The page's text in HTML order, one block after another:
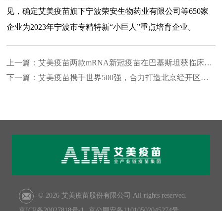
见，确定艾美疫苗旗下宁波荣安生物药业有限公司等650家
企业为2023年宁波市专精特新“小巨人”重点培育企业。
上一篇：艾美疫苗两款mRNA新冠疫苗在巴基斯坦获临床批件
下一篇：艾美疫苗携手世界500强，合力打造北京经开区全球
© 2026 艾美疫苗股份有限公司 All rights reserved.